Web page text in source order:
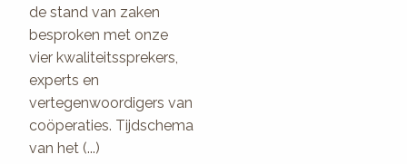
de stand van zaken
besproken met onze
vier kwaliteitssprekers,
experts en
vertegenwoordigers van
coöperaties. Tijdschema
van het (...)